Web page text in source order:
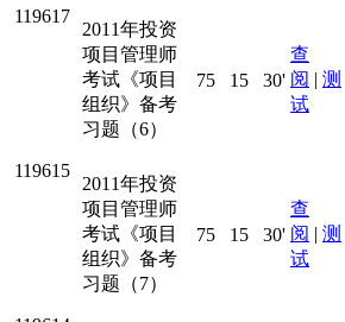
119617
2011年投资
项目管理师
考试《项目
组织》备考
习题（6）
75 15 30'
查
阅 | 测
试
119615
2011年投资
项目管理师
考试《项目
组织》备考
习题（7）
75 15 30'
查
阅 | 测
试